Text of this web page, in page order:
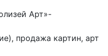
Арт»-
продажа картин, арт